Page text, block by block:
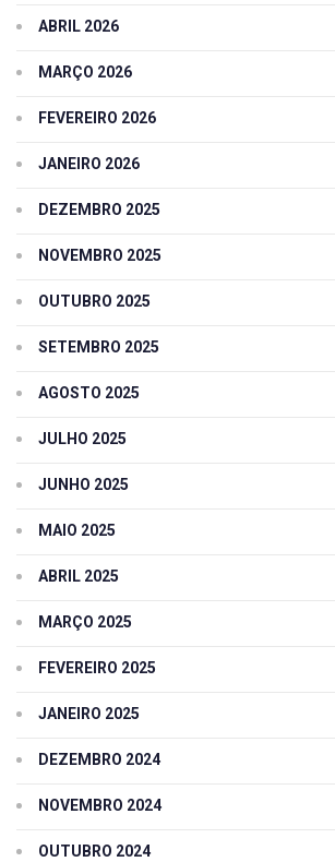
ABRIL 2026
MARÇO 2026
FEVEREIRO 2026
JANEIRO 2026
DEZEMBRO 2025
NOVEMBRO 2025
OUTUBRO 2025
SETEMBRO 2025
AGOSTO 2025
JULHO 2025
JUNHO 2025
MAIO 2025
ABRIL 2025
MARÇO 2025
FEVEREIRO 2025
JANEIRO 2025
DEZEMBRO 2024
NOVEMBRO 2024
OUTUBRO 2024